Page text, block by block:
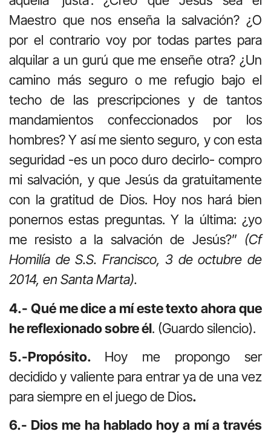
Maestro que nos enseña la salvación? ¿O
por el contrario voy por todas partes para
alquilar a un gurú que me enseñe otra? ¿Un
camino más seguro o me refugio bajo el
techo de las prescripciones y de tantos
mandamientos confeccionados por los
hombres? Y así me siento seguro, y con esta
seguridad -es un poco duro decirlo- compro
mi salvación, y que Jesús da gratuitamente
con la gratitud de Dios. Hoy nos hará bien
ponernos estas preguntas. Y la última: ¿yo
me resisto a la salvación de Jesús?” (Cf
Homilía de S.S. Francisco, 3 de octubre de
2014, en Santa Marta).
4.- Qué me dice a mí este texto ahora que
he reflexionado sobre él. (Guardo silencio).
5.-Propósito. Hoy me propongo ser
decidido y valiente para entrar ya de una vez
para siempre en el juego de Dios.
6.- Dios me ha hablado hoy a mí a través